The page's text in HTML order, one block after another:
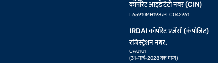
कॉर्पोरेट आइडेंटिटी नंबर (CIN)
L65910MH1987PLC042961
IRDAI कॉर्पोरेट एजेंसी (कंपोजिट)
रजिस्ट्रेशन नंबर.
CA0101
(31-मार्च-2028 तक मान्य)